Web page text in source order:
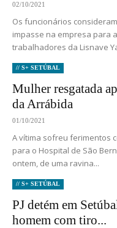
02/10/2021
Os funcionários
impasse na empresa para
trabalhadores da Lisnave
// S+ SETÚBAL
Mulher resgatada
da Arrábida
01/10/2021
A vítima sofreu ferimentos
para o Hospital de São
ontem, de uma ravina...
// S+ SETÚBAL
PJ detém em
homem com tiro...